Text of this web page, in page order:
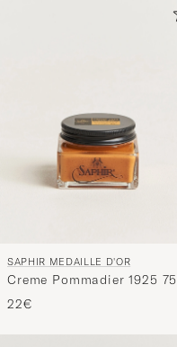
SAPHIR MEDAILLE D'OR
Creme Pommadier 1925 75
ml Light Brown
22€